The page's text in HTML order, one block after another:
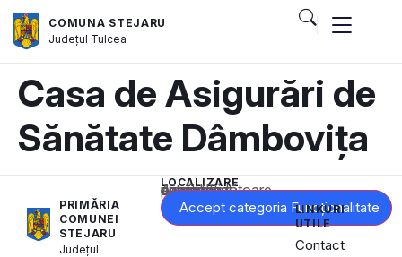
COMUNA STEJARU
Județul Tulcea
Casa de Asigurări de
Sănătate Dâmbovița
PRIMĂRIA
COMUNEI
STEJARU
Județul
LOCALIZARE
Acest conținut este blocat până când acceptați categoria corespunzătoare de cookie-uri.
Accept categoria Funcționalitate
LINKURI
UTILE
Contact